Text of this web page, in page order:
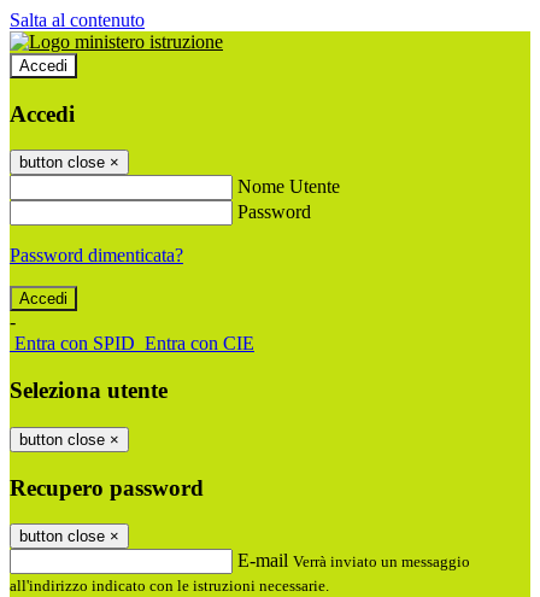
Salta al contenuto
Accedi
Accedi
button close ×
Nome Utente
Password
Password dimenticata?
-
Entra con SPID Entra con CIE
Seleziona utente
button close ×
Recupero password
button close ×
E-mail Verrà inviato un messaggio
all'indirizzo indicato con le istruzioni necessarie.